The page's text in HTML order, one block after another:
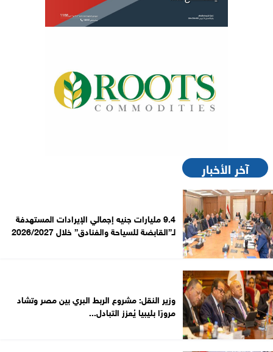
آخر الأخبار
9.4 مليارات جنيه إجمالي الإيرادات المستهدفة
لـ”القابضة للسياحة والفنادق” خلال 2026/2027
وزير النقل: مشروع الربط البري بين مصر وتشاد
مرورًا بليبيا يُعزز التبادل...